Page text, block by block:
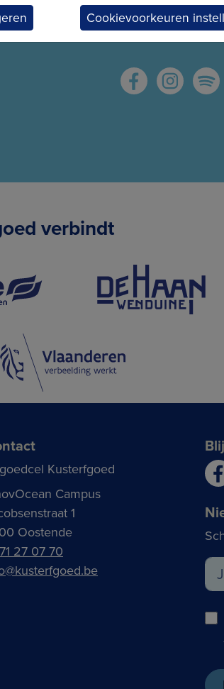
Wees meteen op de hoogte van
verbindt
Kusterfgoed
Campus
1
Oostende
27 07 70
Cookievoorkeuren